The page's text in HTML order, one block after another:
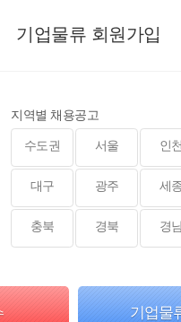
기업물류 회원가입
지역별 채용공고
수도권 서울 인천
대구 광주 세
충북 경북 경
기업물